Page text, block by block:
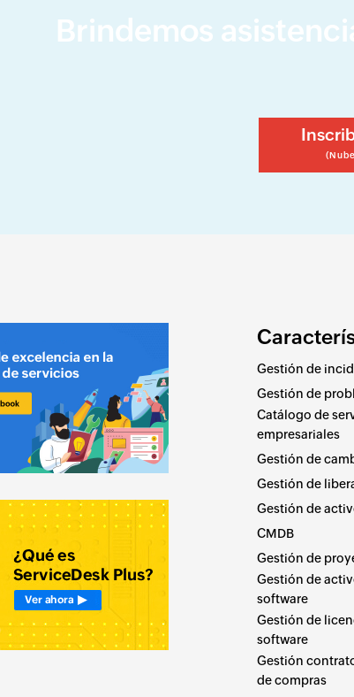
Brindemos
Gestión de
Gestión de
Catálogo de
empresariales
Gestión de
Gestión de
Gestión de
CMDB
Gestión de
Gestión de
software
Gestión de
software
Gestión
de compras